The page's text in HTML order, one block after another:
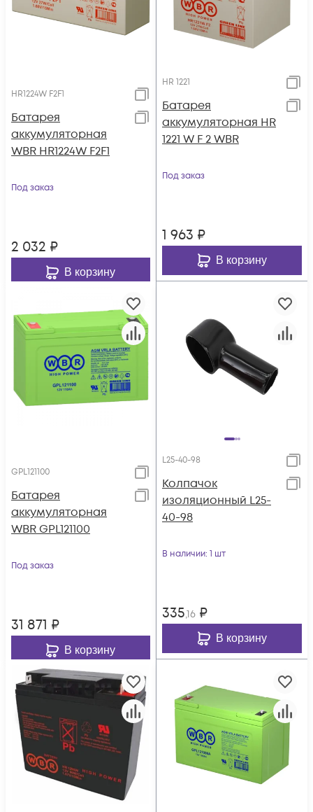
HR1224W F2F1
Батарея
аккумуляторная
WBR HR1224W F2F1
Под заказ
2 032 ₽
В корзину
HR 1221
Батарея
аккумуляторная HR
1221 W F 2 WBR
Под заказ
1 963 ₽
В корзину
GPL121100
Батарея
аккумуляторная
WBR GPL121100
Под заказ
31 871 ₽
В корзину
L25-40-98
Колпачок
изоляционный L25-
40-98
В наличии: 1 шт
335,16 ₽
В корзину